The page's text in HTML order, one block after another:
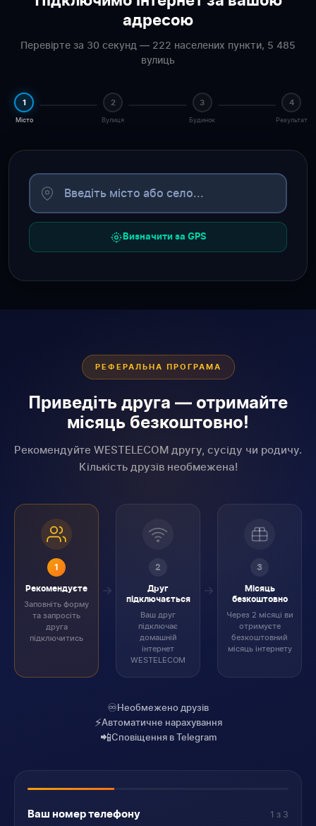
адресою
Перевірте за 30 секунд — 222 населених пункти, 5 485
вулиць
1
Місто
2
Вулиця
3
Будинок
4
Результат
Визначити за GPS
РЕФЕРАЛЬНА ПРОГРАМА
Приведіть друга — отримайте
місяць безкоштовно!
Рекомендуйте WESTELECOM другу, сусіду чи родичу.
Кількість друзів необмежена!
1
Рекомендуєте
Заповніть форму
та запросіть
друга
підключитись
2
Друг
підключається
Ваш друг
підключає
домашній
інтернет
WESTELECOM
3
Місяць
безкоштовно
Через 2 місяці ви
отримуєте
безкоштовний
місяць інтернету
♾️Необмежено друзів
⚡Автоматичне нарахування
📲Сповіщення в Telegram
Ваш номер телефону 1 з 3